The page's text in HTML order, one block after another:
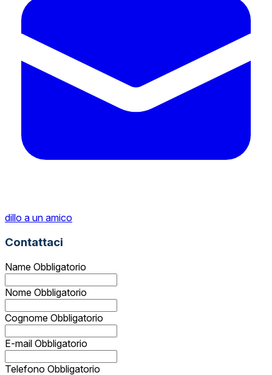
dillo a un amico
Contattaci
Name Obbligatorio
Nome Obbligatorio
Cognome Obbligatorio
E-mail Obbligatorio
Telefono Obbligatorio